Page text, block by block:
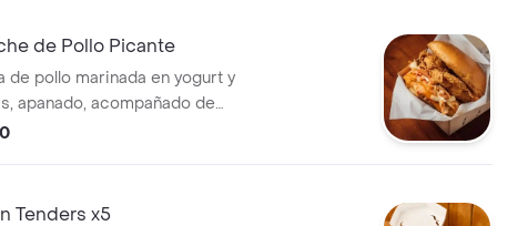
de Pollo Picante
de pollo marinada en yogurt y
apanado, acompañado de
de repollo (coleslaw) y salsa
Tenders x5